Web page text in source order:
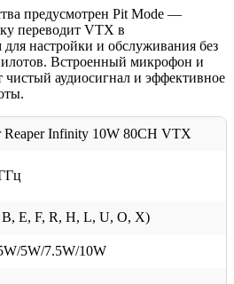
предусмотрен Pit Mode —
переводит VTX в
настройки и обслуживания без
Встроенный микрофон и
чистый аудиосигнал и эффективное
Reaper Infinity 10W 80CH VTX
E, F, R, H, L, U, O, X)
5W/7.5W/10W